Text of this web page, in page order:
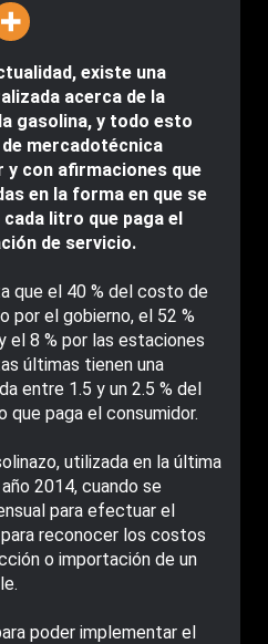
existe una
acerca de la
gasolina, y todo esto
mercadotécnica
con afirmaciones que
en la forma en que se
litro que paga el
de servicio.
que el 40 % del costo de
por el gobierno, el 52 %
el 8 % por las estaciones
últimas tienen una
entre 1.5 y un 2.5 % del
paga el consumidor.
utilizada en la última
2014, cuando se
para efectuar el
reconocer los costos
o importación de un
poder implementar el